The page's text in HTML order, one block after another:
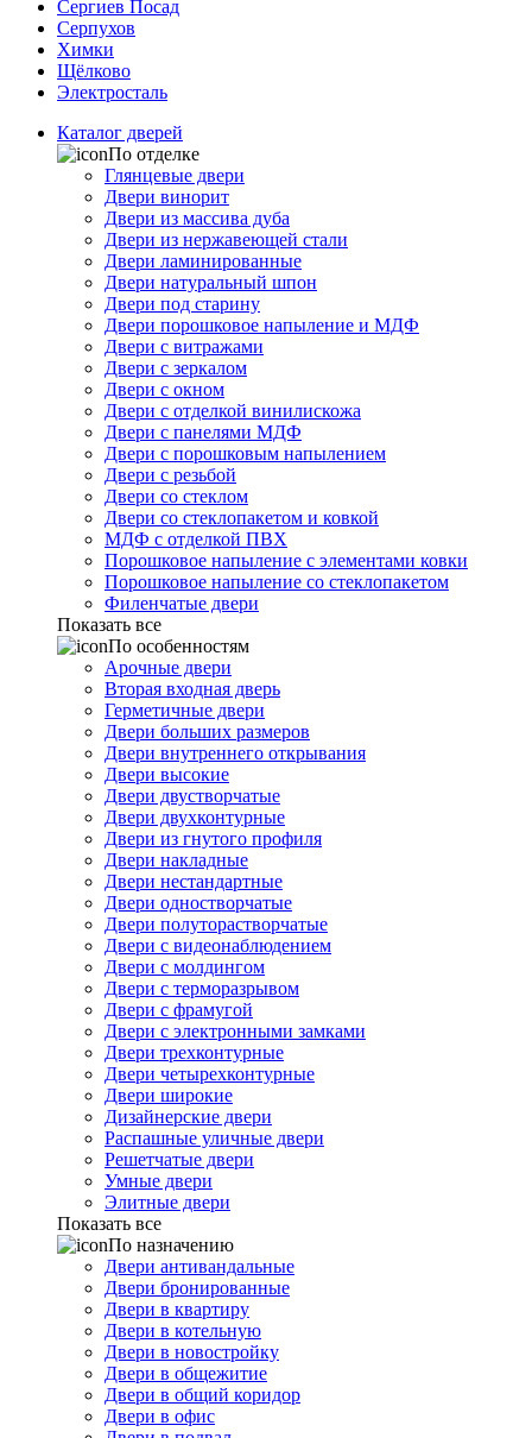
Сергиев Посад
Серпухов
Химки
Щёлково
Электросталь
Каталог дверей
По отделке
Глянцевые двери
Двери винорит
Двери из массива дуба
Двери из нержавеющей стали
Двери ламинированные
Двери натуральный шпон
Двери под старину
Двери порошковое напыление и МДФ
Двери с витражами
Двери с зеркалом
Двери с окном
Двери с отделкой винилискожа
Двери с панелями МДФ
Двери с порошковым напылением
Двери с резьбой
Двери со стеклом
Двери со стеклопакетом и ковкой
МДФ с отделкой ПВХ
Порошковое напыление с элементами ковки
Порошковое напыление со стеклопакетом
Филенчатые двери
Показать все
По особенностям
Арочные двери
Вторая входная дверь
Герметичные двери
Двери больших размеров
Двери внутреннего открывания
Двери высокие
Двери двустворчатые
Двери двухконтурные
Двери из гнутого профиля
Двери накладные
Двери нестандартные
Двери одностворчатые
Двери полуторастворчатые
Двери с видеонаблюдением
Двери с молдингом
Двери с терморазрывом
Двери с фрамугой
Двери с электронными замками
Двери трехконтурные
Двери четырехконтурные
Двери широкие
Дизайнерские двери
Распашные уличные двери
Решетчатые двери
Умные двери
Элитные двери
Показать все
По назначению
Двери антивандальные
Двери бронированные
Двери в квартиру
Двери в котельную
Двери в новостройку
Двери в общежитие
Двери в общий коридор
Двери в офис